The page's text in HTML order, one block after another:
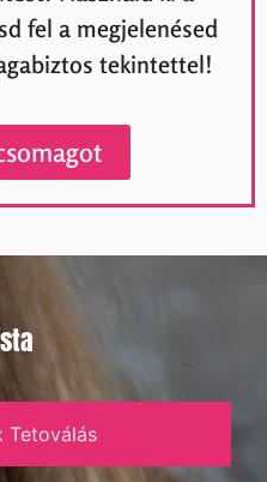
fel a megjelenésed
tekintettel!
Tetoválás